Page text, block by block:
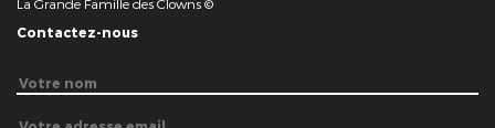
La Grande Famille des Clowns ©
Contactez-nous